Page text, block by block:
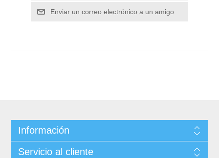
Información
Servicio al cliente